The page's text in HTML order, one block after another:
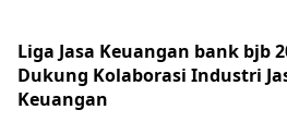
Liga Jasa Keuangan bank bjb
Dukung Kolaborasi Industri
Keuangan